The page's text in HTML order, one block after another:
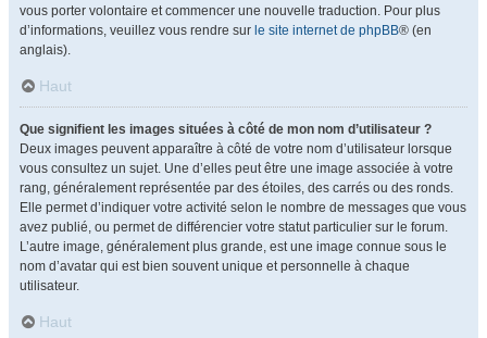
vous porter volontaire et commencer une nouvelle traduction. Pour plus
d’informations, veuillez vous rendre sur le site internet de phpBB® (en
anglais).
Haut
Que signifient les images situées à côté de mon nom d’utilisateur ?
Deux images peuvent apparaître à côté de votre nom d’utilisateur lorsque
vous consultez un sujet. Une d’elles peut être une image associée à votre
rang, généralement représentée par des étoiles, des carrés ou des ronds.
Elle permet d’indiquer votre activité selon le nombre de messages que vous
avez publié, ou permet de différencier votre statut particulier sur le forum.
L’autre image, généralement plus grande, est une image connue sous le
nom d’avatar qui est bien souvent unique et personnelle à chaque
utilisateur.
Haut